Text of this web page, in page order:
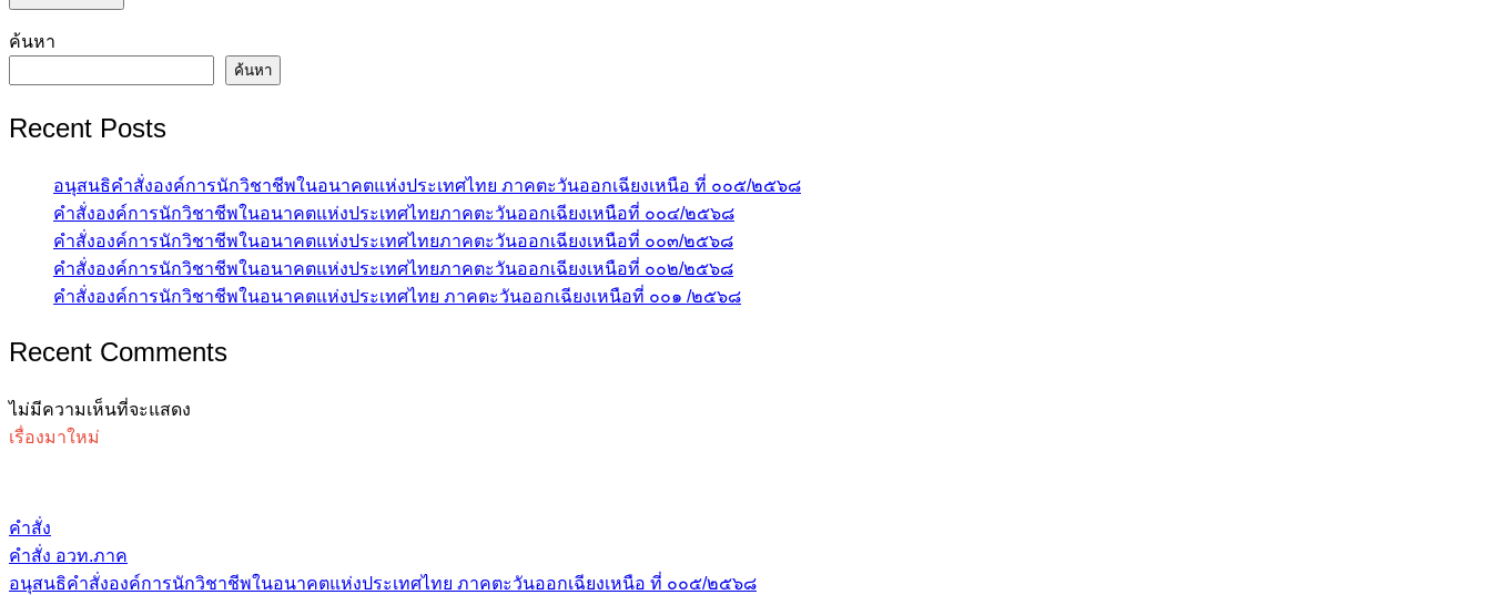
ค้นหา
ค้นหา
Recent Posts
อนุสนธิคำสั่งองค์การนักวิชาชีพในอนาคตแห่งประเทศไทย ภาคตะวันออกเฉียงเหนือ ที่ ๐๐๕/๒๕๖๘
คำสั่งองค์การนักวิชาชีพในอนาคตแห่งประเทศไทยภาคตะวันออกเฉียงเหนือที่ ๐๐๔/๒๕๖๘
คำสั่งองค์การนักวิชาชีพในอนาคตแห่งประเทศไทยภาคตะวันออกเฉียงเหนือที่ ๐๐๓/๒๕๖๘
คำสั่งองค์การนักวิชาชีพในอนาคตแห่งประเทศไทยภาคตะวันออกเฉียงเหนือที่ ๐๐๒/๒๕๖๘
คำสั่งองค์การนักวิชาชีพในอนาคตแห่งประเทศไทย ภาคตะวันออกเฉียงเหนือที่ ๐๐๑ /๒๕๖๘
Recent Comments
ไม่มีความเห็นที่จะแสดง
เรื่องมาใหม่
คำสั่ง
คำสั่ง อวท.ภาค
อนุสนธิคำสั่งองค์การนักวิชาชีพในอนาคตแห่งประเทศไทย ภาคตะวันออกเฉียงเหนือ ที่ ๐๐๕/๒๕๖๘